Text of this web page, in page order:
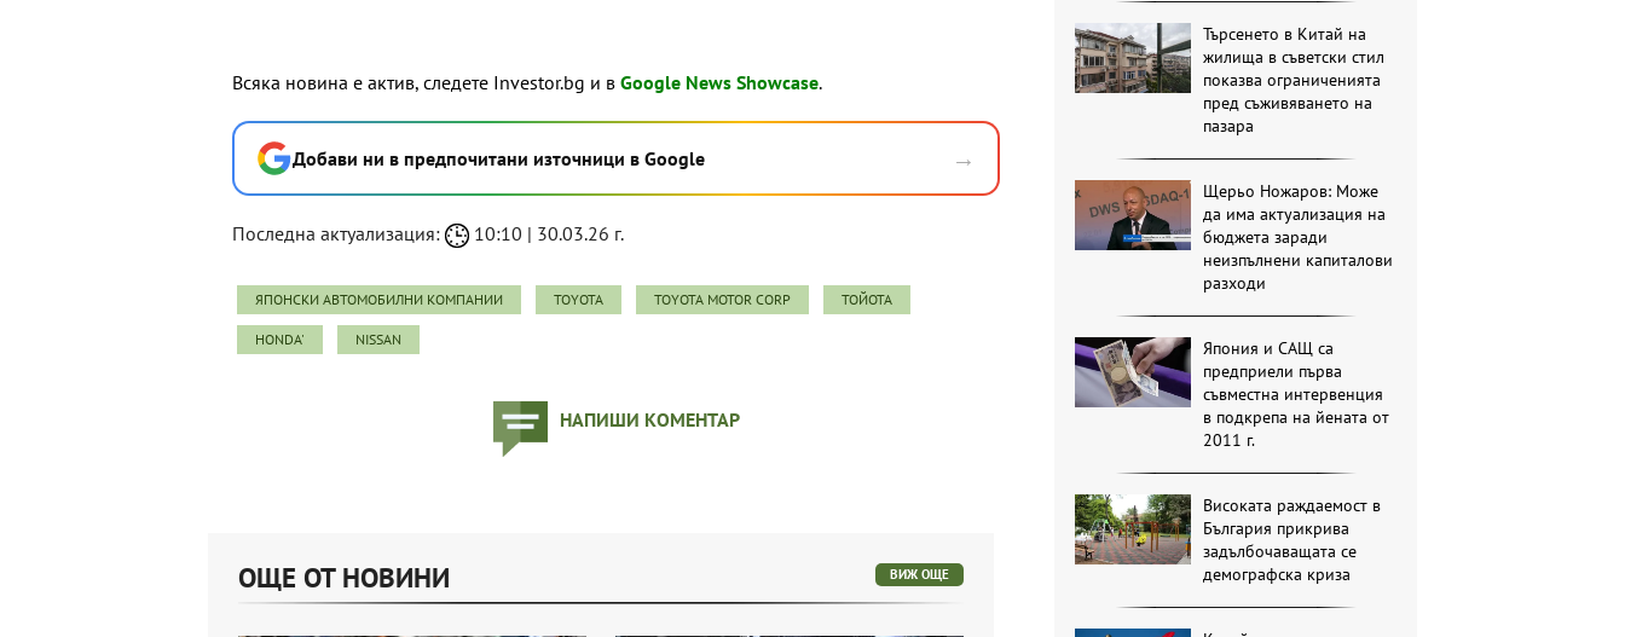
Всяка новина е актив, следете Investor.bg и в Google News Showcase.
Добави ни в предпочитани източници в Google →
Последна актуализация: 10:10 | 30.03.26 г.
ЯПОНСКИ АВТОМОБИЛНИ КОМПАНИИ TOYOTA TOYOTA MOTOR CORP ТОЙОТА
HONDA' NISSAN
НАПИШИ КОМЕНТАР
Търсенето в Китай на
жилища в съветски стил
показва ограниченията
пред съживяването на
пазара
Щерьо Ножаров: Може
да има актуализация на
бюджета заради
неизпълнени капиталови
разходи
Япония и САЩ са
предприели първа
съвместна интервенция
в подкрепа на йената от
2011 г.
Високата раждаемост в
България прикрива
задълбочаващата се
демографска криза
ОЩЕ ОТ НОВИНИ ВИЖ ОЩЕ